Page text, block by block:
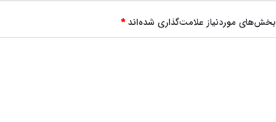
بخش‌های موردنیاز علامت‌گذاری شده‌اند*